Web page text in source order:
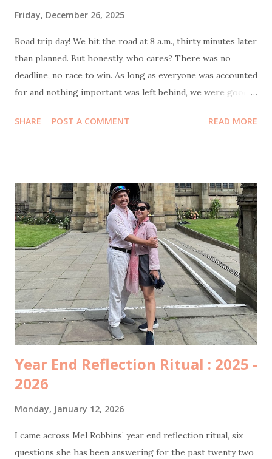
Friday, December 26, 2025
Road trip day! We hit the road at 8 a.m., thirty minutes later
than planned. But honestly, who cares? There was no
deadline, no race to win. As long as everyone was accounted
for and nothing important was left behind, we were good.
meant as the navigator of this journey, wasn’t half-asleep
needed to stop to do some office transfers, because work
apparently travels with you now. While he was busy, I took
Coffee Kenangan promo : buy two Toffee Nut Lattes , get
one Americano free. Perfect timing, because my mom had
specifically requested an Americano. Total damage: 50k.
Cheap joy is still joy. While my husband was still glued to
his phone, I dragged my mom to participate at Jasa Marga
survey . The prize? An umbrella. She was ridiculously happy
because, surpri...
SHARE POST A COMMENT READ MORE
Year End Reflection Ritual : 2025 -
2026
Monday, January 12, 2026
I came across Mel Robbins’ year end reflection ritual, six
questions she has been answering for the past twenty two